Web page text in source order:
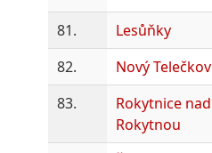
81.
Lesůňky
82.
Nový Telečkov
83.
Rokytnice nad
Rokytnou